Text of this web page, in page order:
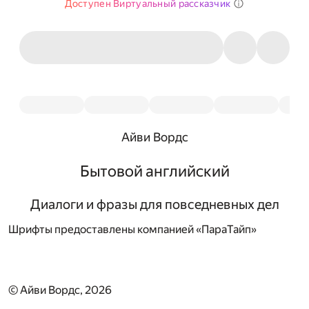
Доступен Виртуальный рассказчик
Айви Вордс
Бытовой английский
Диалоги и фразы для повседневных дел
Шрифты предоставлены компанией «ПараТайп»
© Айви Вордс, 2026